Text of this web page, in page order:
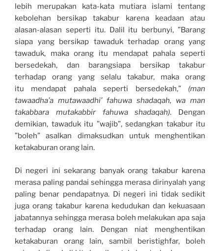
lebih merupakan kata-kata mutiara islami tentang
kebolehan bersikap takabur karena keadaan atau
alasan-alasan seperti itu. Dalil itu berbunyi, ”Barang
siapa yang bersikap tawaduk terhadap orang yang
tawaduk, maka orang itu mendapat pahala seperti
bersedekah, dan barangsiapa bersikap takabur
terhadap orang yang selalu takabur, maka orang
itu mendapat pahala seperti bersedekah,”(man
tawaadha’a mutawaadhi’ fahuwa shadaqah, wa man
takabbara mutakabbir fahuwa shadaqah). Dengan
demikian, tawaduk itu ”wajib”, sedangkan takabur itu
”boleh” asalkan dimaksudkan untuk menghentikan
ketakaburan orang lain.
Di negeri ini sekarang banyak orang takabur karena
merasa paling pandai sehingga merasa dirinyalah yang
paling benar pendapatnya. Di negeri ini tidak sedikit
juga orang takabur karena kedudukan dan kekuasaan
jabatannya sehingga merasa boleh melakukan apa saja
terhadap orang lain. Dengan niat menghentikan
ketakaburan orang lain, sambil beristighfar, boleh